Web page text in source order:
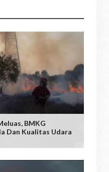
BMKG
Dan Kualitas Udara